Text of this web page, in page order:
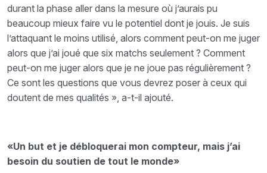
durant la phase aller dans la mesure où j’aurais pu
beaucoup mieux faire vu le potentiel dont je jouis. Je suis
l’attaquant le moins utilisé, alors comment peut-on me juger
alors que j’ai joué que six matchs seulement ? Comment
peut-on me juger alors que je ne joue pas régulièrement ?
Ce sont les questions que vous devrez poser à ceux qui
doutent de mes qualités », a-t-il ajouté.
«Un but et je débloquerai mon compteur, mais j’ai
besoin du soutien de tout le monde»